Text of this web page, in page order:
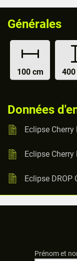
Générales
100 cm 400
Données
Eclipse
Eclipse
Eclipse
Prénom et